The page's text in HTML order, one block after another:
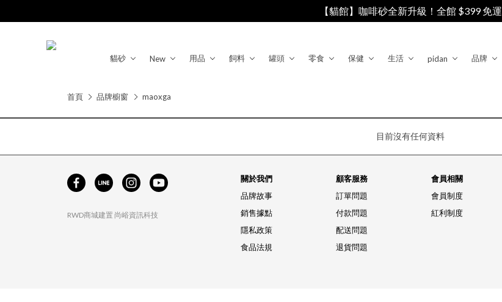
【貓館】咖啡砂全新升級！全館 $399 免運
貓砂 New 用品 飼料 罐頭 零食 保健 生活 pidan 品牌
首頁 品牌櫥窗 maoxga
目前沒有任何資料
RWD商城建置 尚峪資訊科技
關於我們
品牌故事
銷售據點
隱私政策
食品法規
顧客服務
訂單問題
付款問題
配送問題
退貨問題
會員相關
會員制度
紅利制度